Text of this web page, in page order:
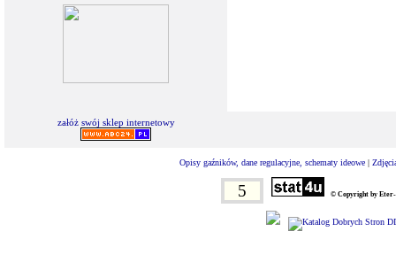
załóż swój sklep internetowy
Opisy gaźników, dane regulacyjne, schematy ideowe |
5 © Copyright by